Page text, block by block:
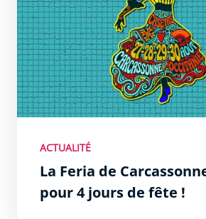
ACTUALITÉ
La Feria de
pour 4 jours de fête !